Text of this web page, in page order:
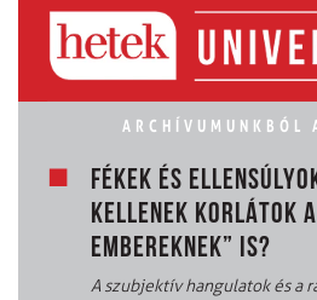
ARCHÍVUMUNKBÓL
FÉKEK ÉS
KELLENEK KORLÁTOK
EMBEREKNEK” IS?
A szubjektív hangulatok és a